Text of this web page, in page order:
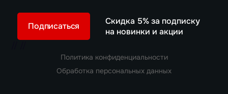
Скидка 5% за подписку
на новинки и акции
Подписаться
Политика конфиденциальности
Обработка персональных данных